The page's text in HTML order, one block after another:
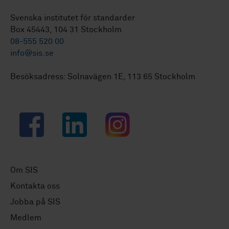
Svenska institutet för standarder
Box 45443, 104 31 Stockholm
08-555 520 00
info@sis.se
Besöksadress: Solnavägen 1E, 113 65 Stockholm
Facebook LinkedIn Instagram
Om SIS
Kontakta oss
Jobba på SIS
Medlem